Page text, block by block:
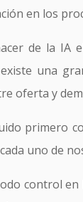
en los
de la IA
una
oferta y
primero
uno de
control